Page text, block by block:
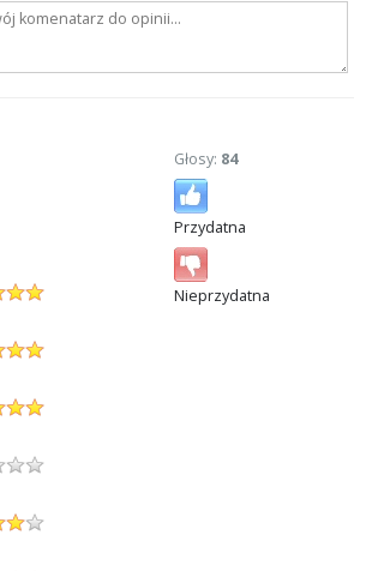
Głosy: 84
Przydatna
Nieprzydatna